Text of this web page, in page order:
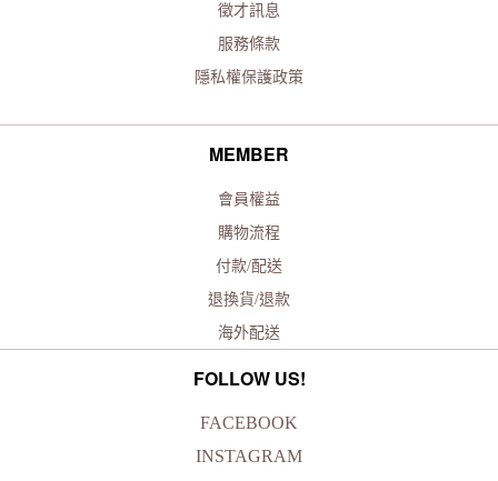
徵才訊息
服務條款
隱私權保護政策
MEMBER
會員權益
購物流程
付款/配送
退換貨/退款
海外配送
FOLLOW US!
FACEBOOK
INSTAGRAM